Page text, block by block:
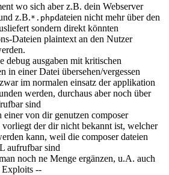
wo sich aber z.B. dein Webserver
z.B.*.phpdateien nicht mehr über den
sondern direkt könnten
Dateien plaintext an den Nutzer
debug ausgaben mit kritischen
in einer Datei übersehen/vergessen
im normalen einsatz der applikation
werden, durchaus aber noch über
sind
einer von dir genutzen composer
vorliegt der dir nicht bekannt ist, welcher
kann, weil die composer dateien
aufrufbar sind
noch ne Menge ergänzen, u.A. auch
--